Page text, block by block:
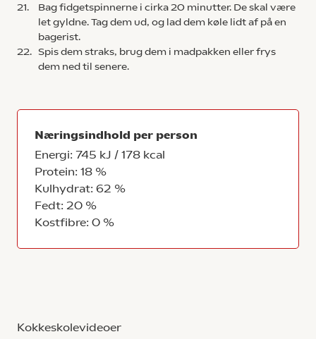
21.
Bag fidgetspinnerne i cirka 20 minutter. De skal være
let gyldne. Tag dem ud, og lad dem køle lidt af på en
bagerist.
22.
Spis dem straks, brug dem i madpakken eller frys
dem ned til senere.
Næringsindhold per person
Energi: 745 kJ / 178 kcal
Protein: 18 %
Kulhydrat: 62 %
Fedt: 20 %
Kostfibre: 0 %
Kokkeskolevideoer